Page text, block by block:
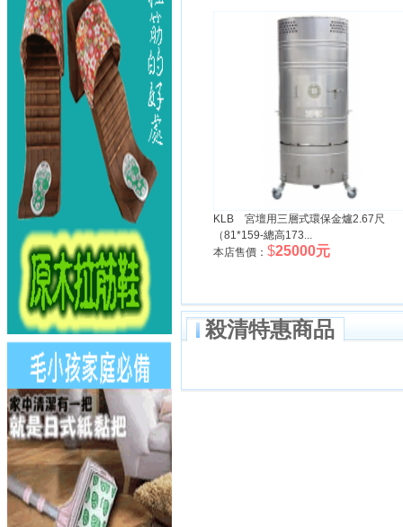
KLB 宮壇用三層式環保金爐2.67尺
（81*159-總高173...
本店售價： $25000元
殺清特惠商品